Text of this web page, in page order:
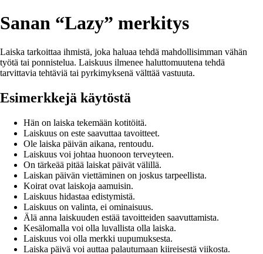
Sanan “Lazy” merkitys
Laiska tarkoittaa ihmistä, joka haluaa tehdä mahdollisimman vähän
työtä tai ponnistelua. Laiskuus ilmenee haluttomuutena tehdä
tarvittavia tehtäviä tai pyrkimyksenä välttää vastuuta.
Esimerkkejä käytöstä
Hän on laiska tekemään kotitöitä.
Laiskuus on este saavuttaa tavoitteet.
Ole laiska päivän aikana, rentoudu.
Laiskuus voi johtaa huonoon terveyteen.
On tärkeää pitää laiskat päivät välillä.
Laiskan päivän viettäminen on joskus tarpeellista.
Koirat ovat laiskoja aamuisin.
Laiskuus hidastaa edistymistä.
Laiskuus on valinta, ei ominaisuus.
Älä anna laiskuuden estää tavoitteiden saavuttamista.
Kesälomalla voi olla luvallista olla laiska.
Laiskuus voi olla merkki uupumuksesta.
Laiska päivä voi auttaa palautumaan kiireisestä viikosta.